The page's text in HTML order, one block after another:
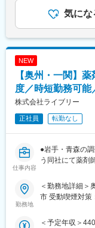
■教育体制
定期的な勉強
働きやすさを重
児休暇取得実績
きます。
地域の健康発信
提供に注力。最
調剤薬局とし
野での薬剤師講
変更の範囲：会
■資格取得支援：
地域の「健康コ
在宅医療にも力
います。訪問薬
・北東北トップ
体制に合わせた
サービス、町の
の充実など、地
ような空間づく
残業手当＞有＜
月、12月）■職
あり、選考を通
手当を含めた表
気にな
NEW
【奥州・一関】
度／時短勤務可能
株式会社ライブリー
正社員 転勤なし
仕事内容
●岩手・青森の
う同社にて薬剤
■業務詳細：
処方箋に基づく
全般のご相談に
勤務地
＜勤務地詳細＞
市 受動喫煙対策
＜予定年収＞